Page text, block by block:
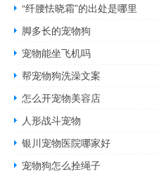
“纤腰怯晓霜”的出处是哪里
脚多长的宠物狗
宠物能坐飞机吗
帮宠物狗洗澡文案
怎么开宠物美容店
人形战斗宠物
银川宠物医院哪家好
宠物狗怎么拴绳子